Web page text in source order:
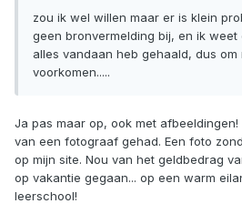
zou ik wel willen maar er is klein
geen bronvermelding bij, en ik
alles vandaan heb gehaald, dus om
voorkomen.....
Ja pas maar op, ook met
van een fotograaf gehad. Een foto
op mijn site. Nou van het geldbedrag
op vakantie gegaan... op een warm
leerschool!